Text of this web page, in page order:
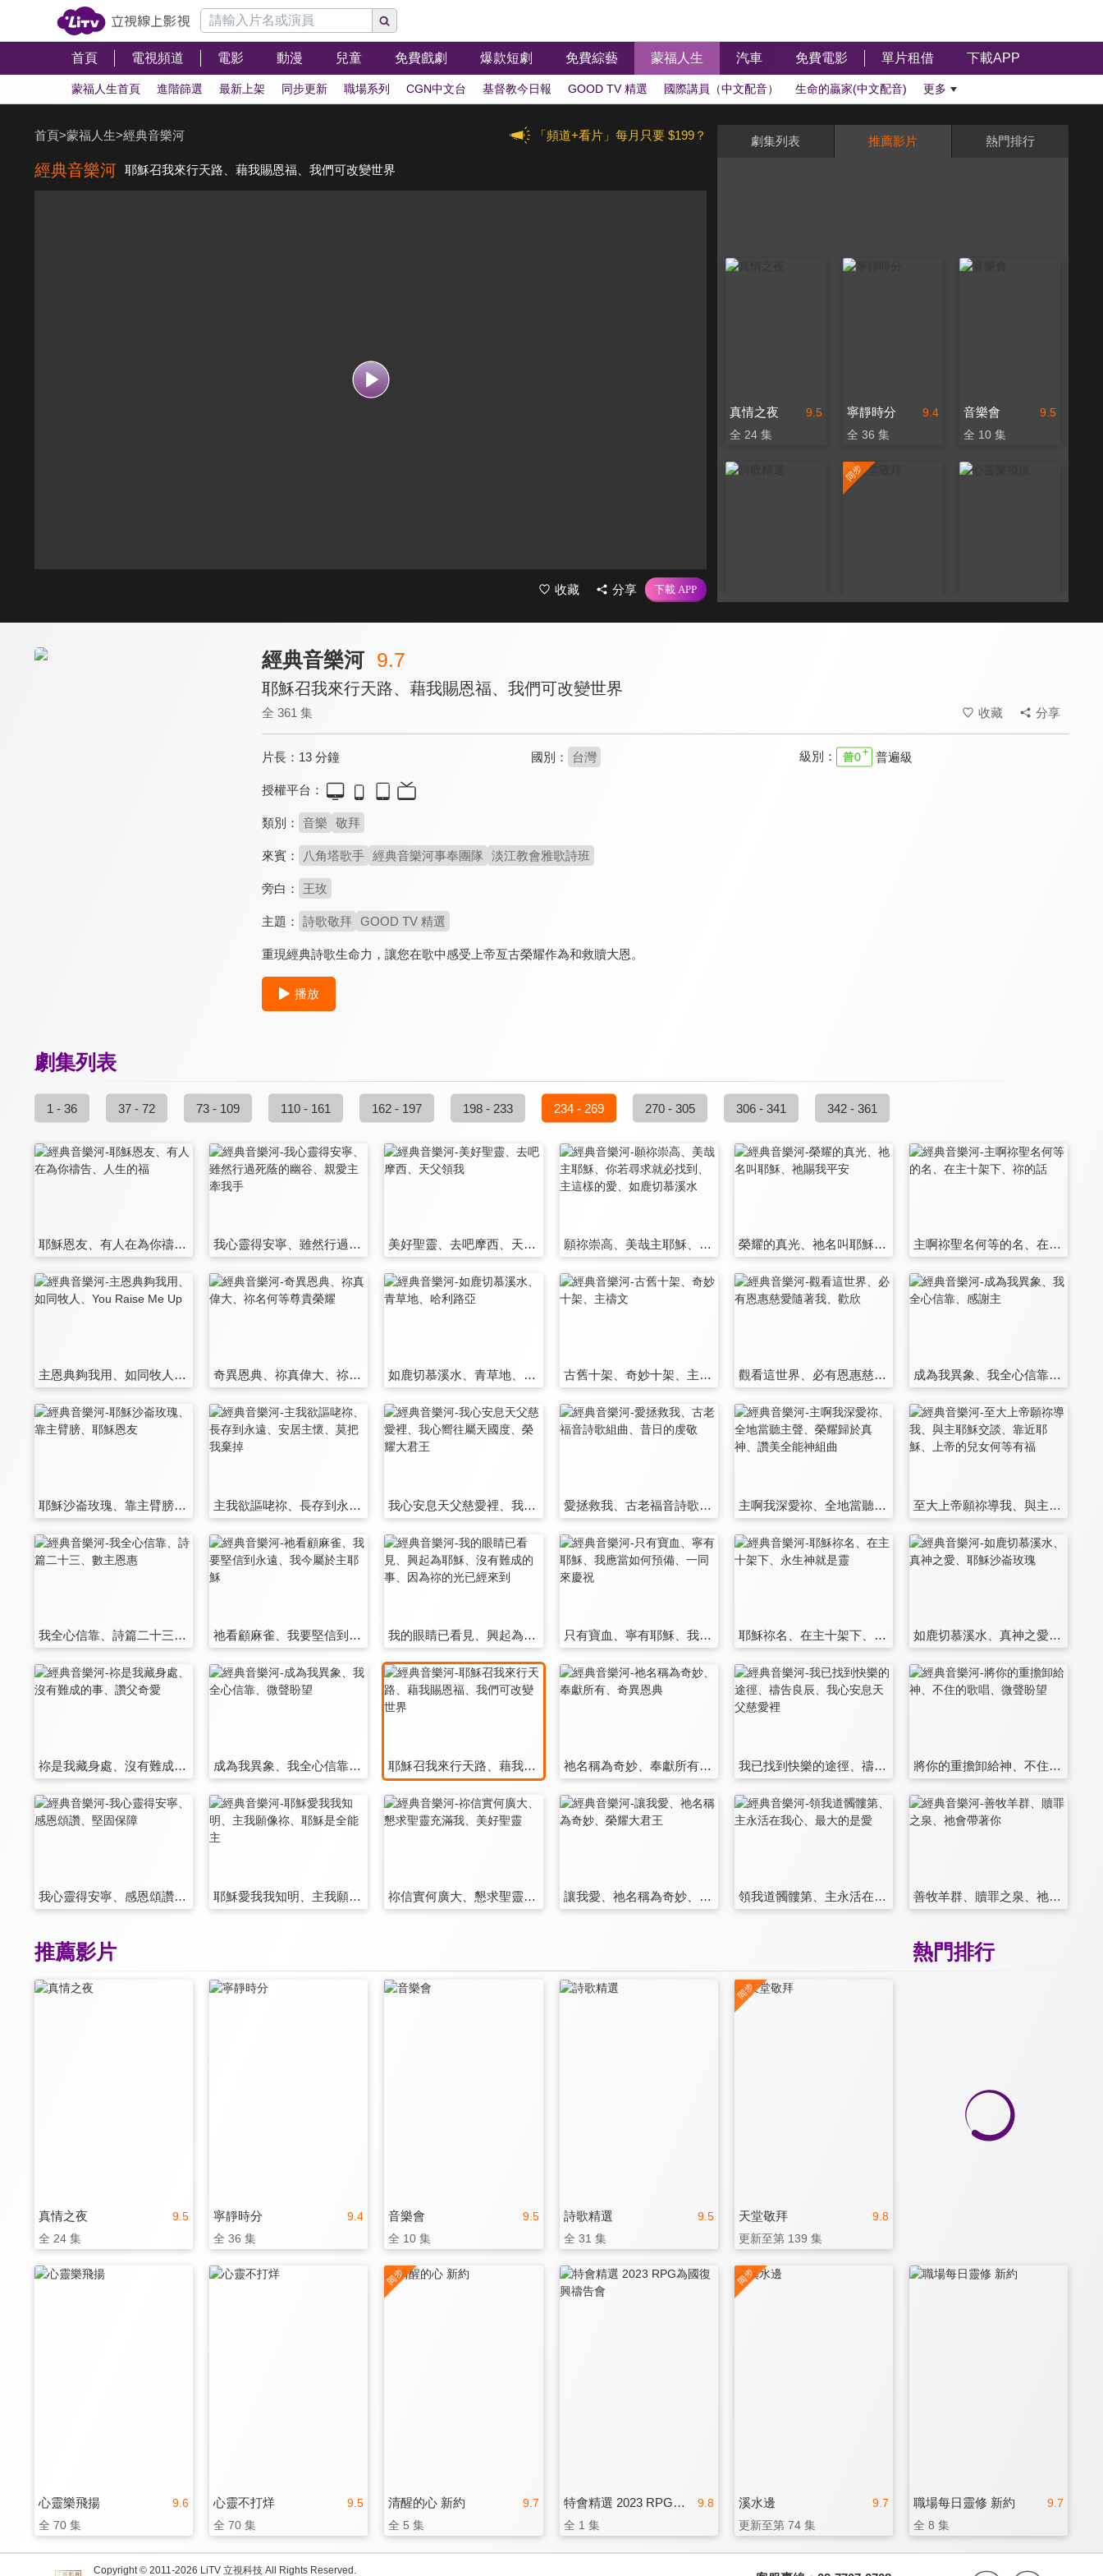
首頁 電視頻道 電影 動漫 兒童 免費戲劇 爆款短劇 免費綜藝 蒙福人生 汽車 免費電影 單片租借 下載APP
蒙福人生首頁 進階篩選 最新上架 同步更新 職場系列 CGN中文台 基督教今日報 GOOD TV 精選 國際講員（中文配音） 生命的贏家(中文配音) 更多
「頻道+看片」每月只要 $199？
首頁>蒙福人生>經典音樂河
經典音樂河 耶穌召我來行天路、藉我賜恩福、我們可改變世界
收藏 分享
劇集列表 推薦影片 熱門排行
9.5
真情之夜
全 24 集
9.4
寧靜時分
全 36 集
9.5
音樂會
全 10 集
經典音樂河 9.7
耶穌召我來行天路、藉我賜恩福、我們可改變世界
全 361 集 收藏 分享
片長： 13 分鐘 國別： 台灣 級別： 普遍級
授權平台：
類別： 音樂 敬拜
來賓： 八角塔歌手 經典音樂河事奉團隊 淡江教會雅歌詩班
旁白： 王玫
主題： 詩歌敬拜 GOOD TV 精選
重現經典詩歌生命力，讓您在歌中感受上帝亙古榮耀作為和救贖大恩。
播放
劇集列表
1 - 36 37 - 72 73 - 109 110 - 161 162 - 197 198 - 233 234 - 269 270 - 305 306 - 341 342 - 361
耶穌恩友、有人在為你禱告、人生的福 我心靈得安寧、雖然行過死蔭的幽谷、親愛主牽我手 美好聖靈、去吧摩西、天父領我 願祢崇高、美哉主耶穌、你若尋求就必找到、主這樣的愛、如鹿切慕溪水 榮耀的真光、祂名叫耶穌、祂賜我平安 主啊祢聖名何等的名、在主十架下、祢的話
主恩典夠我用、如同牧人、You Raise Me Up 奇異恩典、祢真偉大、祢名何等尊貴榮耀 如鹿切慕溪水、青草地、哈利路亞 古舊十架、奇妙十架、主禱文 觀看這世界、必有恩惠慈愛隨著我、歡欣 成為我異象、我全心信靠、感謝主
耶穌沙崙玫瑰、靠主臂膀、耶穌恩友 主我欲謳咾祢、長存到永遠、安居主懷、莫把我棄掉 我心安息天父慈愛裡、我心嚮往屬天國度、榮耀大君王 愛拯救我、古老福音詩歌組曲、昔日的虔敬 主啊我深愛祢、全地當聽主聲、榮耀歸於真神、讚美全能神組曲 至大上帝願祢導我、與主耶穌交談、靠近耶穌、上帝的兒女何等有福
我全心信靠、詩篇二十三、數主恩惠 祂看顧麻雀、我要堅信到永遠、我今屬於主耶穌 我的眼睛已看見、興起為耶穌、沒有難成的事、因為祢的光已經來到 只有寶血、寧有耶穌、我應當如何預備、一同來慶祝 耶穌祢名、在主十架下、永生神就是靈 如鹿切慕溪水、真神之愛、耶穌沙崙玫瑰
祢是我藏身處、沒有難成的事、讚父奇愛 成為我異象、我全心信靠、微聲盼望 耶穌召我來行天路、藉我賜恩福、我們可改變世界 祂名稱為奇妙、奉獻所有、奇異恩典 我已找到快樂的途徑、禱告良辰、我心安息天父慈愛裡 將你的重擔卸給神、不住的歌唱、微聲盼望
我心靈得安寧、感恩頌讚、堅固保障 耶穌愛我我知明、主我願像祢、耶穌是全能主 祢信實何廣大、懇求聖靈充滿我、美好聖靈 讓我愛、祂名稱為奇妙、榮耀大君王 領我道髑髏第、主永活在我心、最大的是愛 善牧羊群、贖罪之泉、祂會帶著你
熱門排行
推薦影片
9.5
真情之夜
全 24 集
9.4
寧靜時分
全 36 集
9.5
音樂會
全 10 集
9.5
詩歌精選
全 31 集
9.8
天堂敬拜
更新至第 139 集
9.6
心靈樂飛揚
全 70 集
9.5
心靈不打烊
全 70 集
9.7
清醒的心 新約
全 5 集
9.8
特會精選 2023 RPG為國復興禱告會
全 1 集
9.7
溪水邊
更新至第 74 集
9.7
職場每日靈修 新約
全 8 集
Copyright © 2011-2026 LiTV 立視科技 All Rights Reserved.